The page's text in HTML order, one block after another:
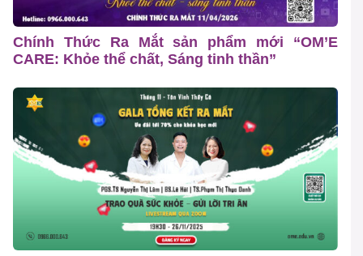
Chính Thức Ra Mắt sản phẩm mới “OM’E
CARE: Khỏe thể chất, Sáng tinh thần”